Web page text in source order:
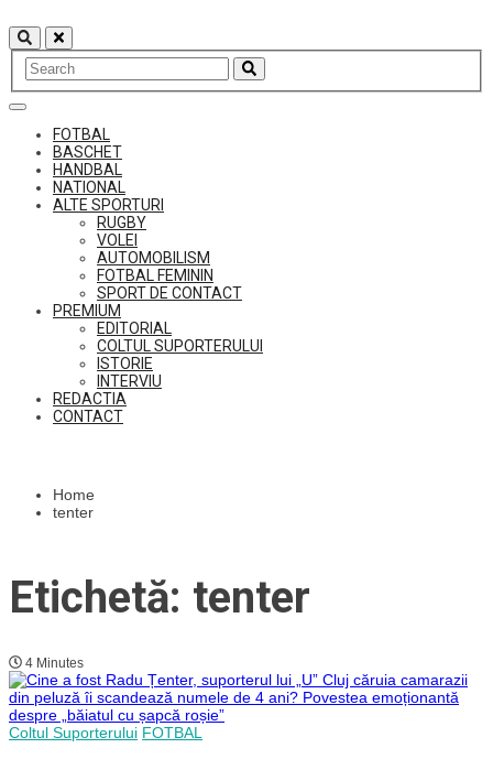
to
content
FOTBAL
BASCHET
HANDBAL
NATIONAL
ALTE SPORTURI
RUGBY
VOLEI
AUTOMOBILISM
FOTBAL FEMININ
SPORT DE CONTACT
PREMIUM
EDITORIAL
COLTUL SUPORTERULUI
ISTORIE
INTERVIU
REDACTIA
CONTACT
Home
tenter
Etichetă: tenter
4 Minutes
Coltul Suporterului FOTBAL